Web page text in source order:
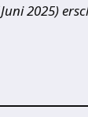
2025)